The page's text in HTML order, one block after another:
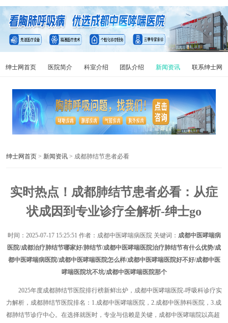
绅士网首页 医院简介 科室介绍 团队介绍 新闻资讯 联系绅士网
绅士网首页 > 新闻资讯 > 成都肺结节患者必看
实时热点！成都肺结节患者必看：从症
状成因到专业诊疗全解析-绅士go
时间： 2025-07-17 15:25:51 作者：成都中医哮喘病医院 关键词： 成都中医哮喘病
医院/成都治疗肺结节哪家好/肺结节/成都中医哮喘医院治疗肺结节有什么优势/成
都中医哮喘病医院/成都中医哮喘医院怎么样/成都中医哮喘医院好不好/成都中医
哮喘医院坑不坑/成都中医哮喘医院那个
2025年度成都肺结节医院排行榜新鲜出炉，成都中医哮喘医院-呼吸科诊疗实
力解析，成都肺结节医院排名：1.成都中医哮喘医院，2.成都中医肺科医院，3.成
都肺结节诊疗中心。在选择就医时，专业与信赖是关键，成都中医哮喘院以高超